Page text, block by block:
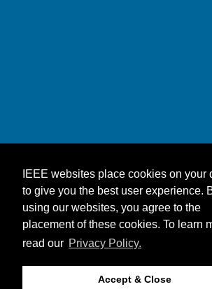
IEEE websites place cookies on your
to give you the best user experience.
using our websites, you agree to the
placement of these cookies. To learn
read our Privacy Policy.
Accept & Close